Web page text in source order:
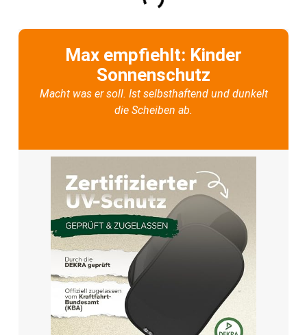
Max empfiehlt: Kinder
Sonnenschutz
Macht was er soll. Ist selbsthaftend und dunkelt
die Scheiben ab.